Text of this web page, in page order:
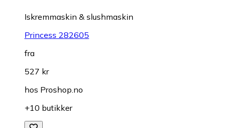
Iskremmaskin & slushmaskin
Princess 282605
fra
527 kr
hos Proshop.no
+10 butikker